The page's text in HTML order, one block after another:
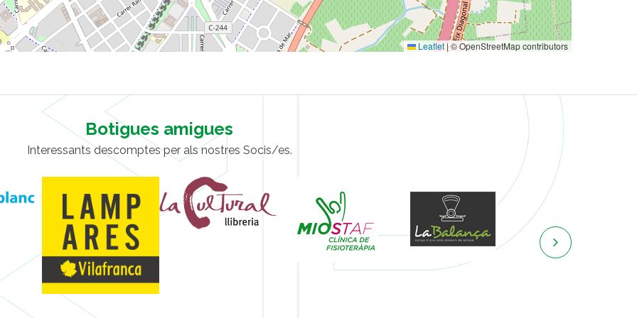
Leaflet |© OpenStreetMap contributors
Botigues amigues
Interessants descomptes per als nostres Socis/es.
